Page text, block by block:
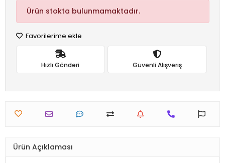
Ürün stokta bulunmamaktadır.
Favorilerime ekle
Hızlı Gönderi Güvenli Alışveriş
Ürün Açıklaması